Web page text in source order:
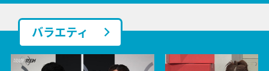
バラエティ